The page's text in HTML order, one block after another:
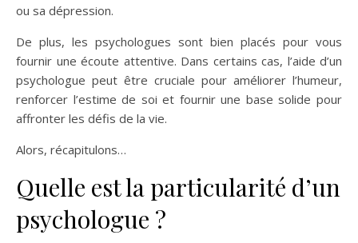
ou sa dépression.
De plus, les psychologues sont bien placés pour vous
fournir une écoute attentive. Dans certains cas, l’aide d’un
psychologue peut être cruciale pour améliorer l’humeur,
renforcer l’estime de soi et fournir une base solide pour
affronter les défis de la vie.
Alors, récapitulons…
Quelle est la particularité d’un
psychologue ?